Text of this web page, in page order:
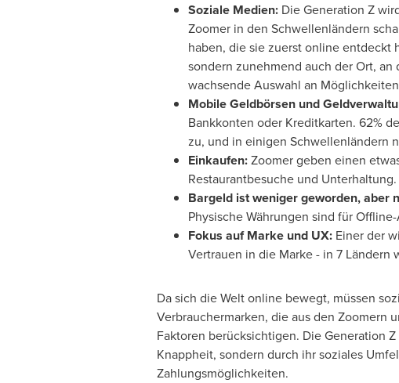
Soziale Medien: Die Generation Z
Zoomer in den Schwellenländern
haben, die sie zuerst online entdeckt
sondern zunehmend auch der Ort,
wachsende Auswahl an
Mobile Geldbörsen und
Bankkonten oder Kreditkarten. 62%
zu, und in einigen Schwellenländern
Einkaufen:Zoomer geben einen
Restaurantbesuche und Unterhaltung.
Bargeld ist weniger geworden, aber
Physische Währungen sind für
Fokus auf Marke und UX: Einer der
Vertrauen in die Marke - in 7
Da sich die Welt online bewegt, müssen
Verbrauchermarken, die aus den
Faktoren berücksichtigen. Die Generation
Knappheit, sondern durch ihr soziales
Zahlungsmöglichkeiten.